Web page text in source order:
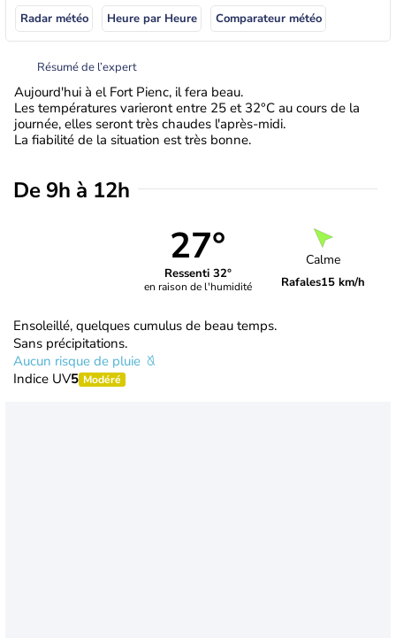
Radar météo Heure par Heure Comparateur météo
Résumé de l’expert
Aujourd'hui à el Fort Pienc, il fera beau.
Les températures varieront entre 25 et 32°C au cours de la
journée, elles seront très chaudes l'après-midi.
La fiabilité de la situation est très bonne.
De 9h à 12h
27°
Ressenti 32°
en raison de l'humidité
Calme
Rafales15 km/h
Ensoleillé, quelques cumulus de beau temps.
Sans précipitations.
Aucun risque de pluie
Indice UV5 Modéré